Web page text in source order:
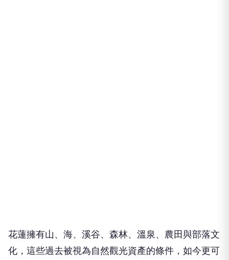
花蓮擁有山、海、溪谷、森林、溫泉、農田與部落文
化，這些過去被視為自然觀光資產的條件，如今更可